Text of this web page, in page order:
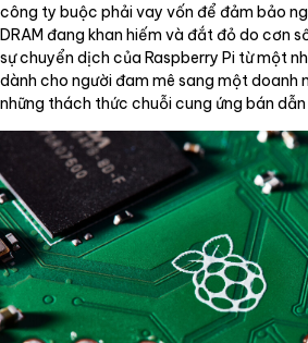
công ty buộc phải vay vốn để đảm bảo
DRAM đang khan hiếm và đắt đỏ do cơn
sự chuyển dịch của Raspberry Pi từ một
dành cho người đam mê sang một doanh
những thách thức chuỗi cung ứng bán dẫn